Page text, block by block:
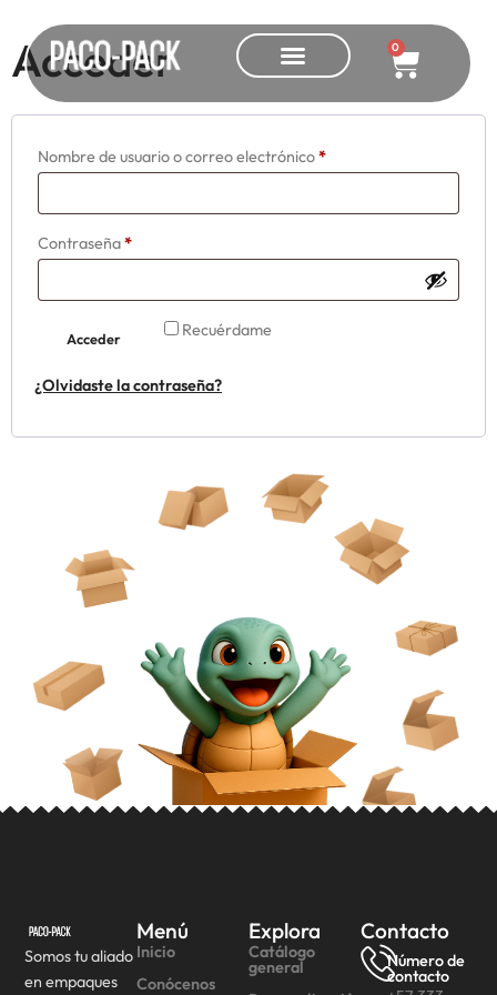
0
Acceder
Nombre de usuario o correo electrónico*
Contraseña*
Recuérdame
Acceder
¿Olvidaste la contraseña?
Somos tu aliado
en empaques
Menú
Inicio
Conócenos
Explora
Catálogo
general
Contacto
Número de
contacto